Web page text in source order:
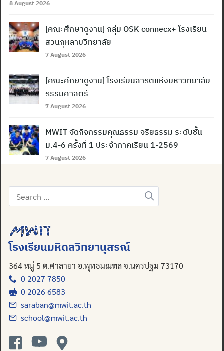
for:
8 August 2026
[คณะศึกษาดูงาน] กลุ่ม OSK connecx+ โรงเรียน
สวนกุหลาบวิทยาลัย
7 August 2026
[คณะศึกษาดูงาน] โรงเรียนสาธิตแห่งมหาวิทยาลัย
ธรรมศาสตร์
7 August 2026
MWIT จัดกิจกรรมคุณธรรม จริยธรรม ระดับชั้น
ม.4-6 ครั้งที่ 1 ประจำภาคเรียน 1-2569
7 August 2026
Search
for:
โรงเรียนมหิดลวิทยานุสรณ์
364 หมู่ 5 ต.ศาลายา อ.พุทธมณฑล จ.นครปฐม 73170
0 2027 7850
0 2026 6583
saraban@mwit.ac.th
school@mwit.ac.th